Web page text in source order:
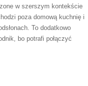
w szerszym kontekście
poza domową kuchnię i
To dodatkowo
bo potrafi połączyć